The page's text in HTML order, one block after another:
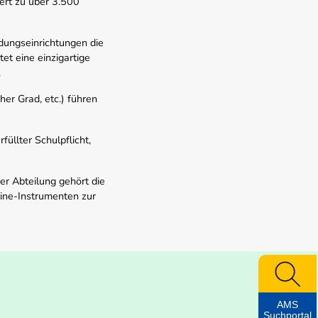
die
eine einzigartige
Grad, etc.) führen
Schulpflicht,
Abteilung gehört die
Instrumenten zur
AMS
Suchportal